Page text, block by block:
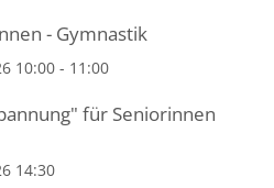
- Gymnastik
10:00 - 11:00
für Seniorinnen
14:30